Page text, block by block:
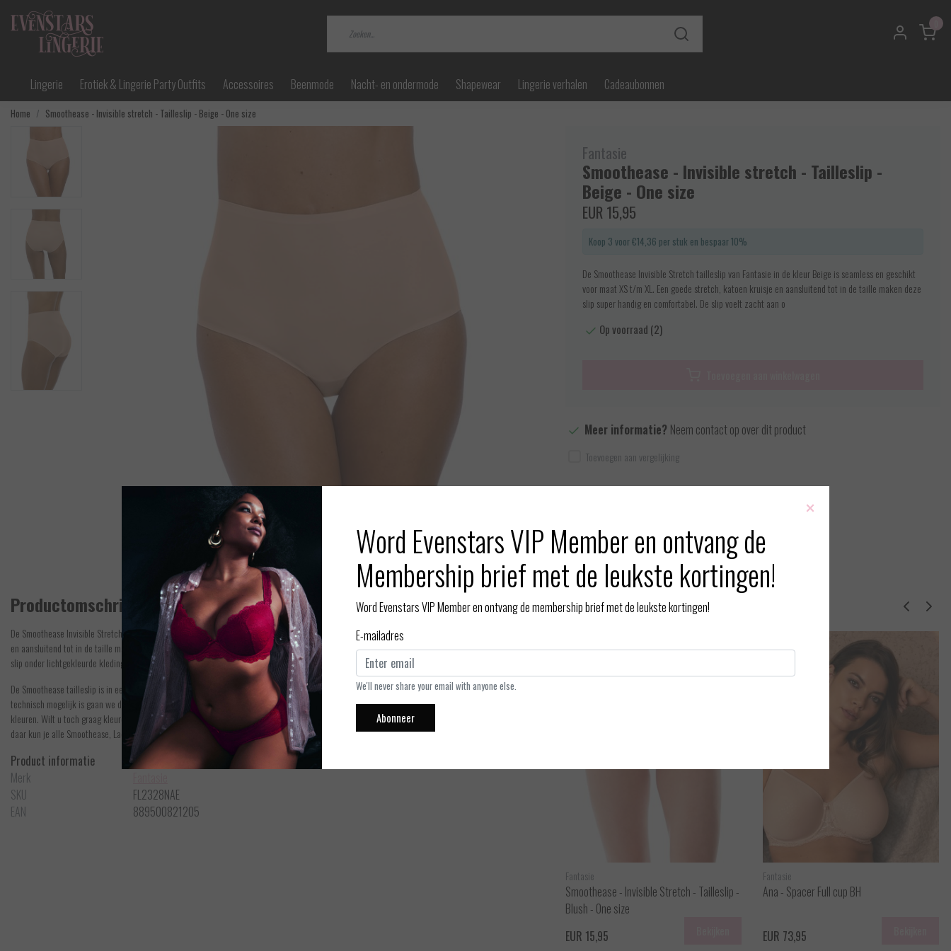
Lingerie Erotiek & Lingerie Party Outfits Accessoires Beenmode Nacht- en ondermode Shapewear Lingerie verhalen Cadeaubonnen
Home Smoothease - Invisible stretch - Tailleslip - Beige - One size
Afbeelding vergroten
Fantasie
Smoothease - Invisible stretch - Tailleslip -
Beige - One size
EUR 15,95
Koop 3 voor €14,36 per stuk en bespaar 10%
De Smoothease Invisible Stretch tailleslip van Fantasie in de kleur Beige is seamless en geschikt
voor maat XS t/m XL. Een goede stretch, katoen kruisje en aansluitend tot in de taille maken deze
slip super handig en comfortabel. De slip voelt zacht aan o
Op voorraad (2)
Meer informatie? Neem contact op over dit product
Toevoegen aan vergelijking
Productomschrijving
De Smoothease Invisible Stretch tailleslip van Fantasie in de kleur Beige is seamless en geschikt voor maat XS t/m XL. Een goede stretch, katoen kruisje
en aansluitend tot in de taille maken deze slip super handig en comfortabel. De slip voelt zacht aan op de huid. De kleur Beige is zeer geschikt als nude
slip onder lichtgekleurde kleding voor vrouwen met een lichtere huidskleur.
De Smoothease tailleslip is in een super leuke prijs beschikbaar.
Bij 3 Smoothease tailleslips van dezelfde kleurkrijg je 10% korting.Zodra het
technisch mogelijk is gaan we deze leuke korting ook combineren met de slips van
Lace Ease, Smoothease, IntuitionenColor Studio
kleuren. Wilt u toch graag kleuren van de Smoothease, Lace Ease, Intuition en Color Studio combineren? Kom gezellig naar onze lingeriespeciaalzaak en
daar kun je alle Smoothease, Lace Ease, Intuition en Color Studio slips in verschillende kleuren combineren met dezelfde korting.
Product informatie
Merk
SKU
FL2328NAE
EAN
889500821205
Gerelateerde producten
Fantasie
Smoothease - Invisible Stretch - Tailleslip -
Blush - One size
EUR 15,95
Fantasie
Ana - Spacer Full cup BH
EUR 73,95
×
Word Evenstars VIP Member en ontvang de
Membership brief met de leukste kortingen!
Word Evenstars VIP Member en ontvang de membership brief met de leukste kortingen!
E-mailadres
We'll never share your email with anyone else.
Abonneer